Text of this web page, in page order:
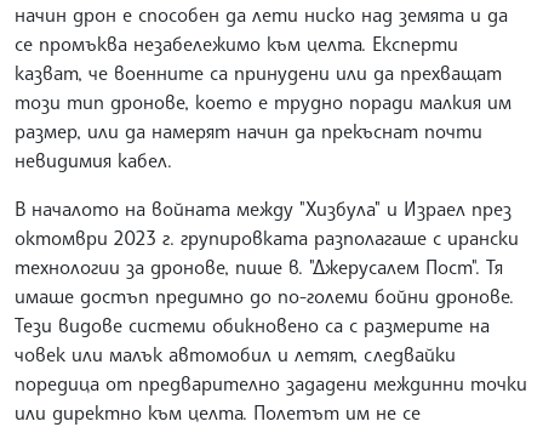
начин дрон е способен да лети ниско над земята и да
се промъква незабележимо към целта. Експерти
казват, че военните са принудени или да прехващат
този тип дронове, което е трудно поради малкия им
размер, или да намерят начин да прекъснат почти
невидимия кабел.
В началото на войната между "Хизбула" и Израел през
октомври 2023 г. групировката разполагаше с ирански
технологии за дронове, пише в. "Джерусалем Пост". Тя
имаше достъп предимно до по-големи бойни дронове.
Тези видове системи обикновено са с размерите на
човек или малък автомобил и летят, следвайки
поредица от предварително зададени междинни точки
или директно към целта. Полетът им не се